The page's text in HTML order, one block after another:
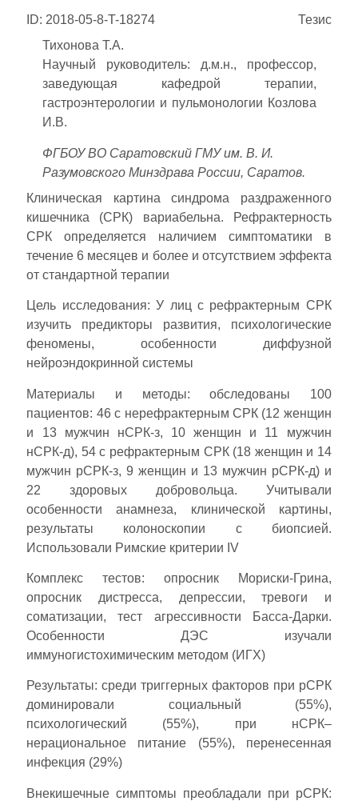
ID: 2018-05-8-T-18274
Тезис
Тихонова Т.А.
Научный руководитель: д.м.н., профессор,
заведующая кафедрой терапии,
гастроэнтерологии и пульмонологии Козлова
И.В.
ФГБОУ ВО Саратовский ГМУ им. В. И.
Разумовского Минздрава России, Саратов.
Клиническая картина синдрома раздраженного
кишечника (СРК) вариабельна. Рефрактерность
СРК определяется наличием симптоматики в
течение 6 месяцев и более и отсутствием эффекта
от стандартной терапии
Цель исследования: У лиц с рефрактерным СРК
изучить предикторы развития, психологические
феномены, особенности диффузной
нейроэндокринной системы
Материалы и методы: обследованы 100
пациентов: 46 с нерефрактерным СРК (12 женщин
и 13 мужчин нСРК-з, 10 женщин и 11 мужчин
нСРК-д), 54 с рефрактерным СРК (18 женщин и 14
мужчин рСРК-з, 9 женщин и 13 мужчин рСРК-д) и
22 здоровых добровольца. Учитывали
особенности анамнеза, клинической картины,
результаты колоноскопии с биопсией.
Использовали Римские критерии IV
Комплекс тестов: опросник Мориски-Грина,
опросник дистресса, депрессии, тревоги и
соматизации, тест агрессивности Басса-Дарки.
Особенности ДЭС изучали
иммуногистохимическим методом (ИГХ)
Результаты: среди триггерных факторов при рСРК
доминировали социальный (55%),
психологический (55%), при нСРК–
нерациональное питание (55%), перенесенная
инфекция (29%)
Внекишечные симптомы преобладали при рСРК: